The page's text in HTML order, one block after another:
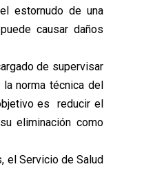
estornudo de una
causar daños
de supervisar
norma técnica del
es reducir el
eliminación como
el Servicio de Salud